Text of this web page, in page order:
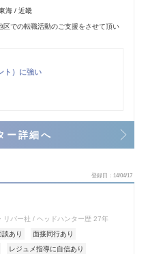
海 / 近畿
での転職活動のご支援をさせて頂い
ト）に強い
ー詳細へ
登録日 14/04/17
リバー社
ヘッドハンター歴 27年
談あり
面接同行あり
レジュメ指導に自信あり